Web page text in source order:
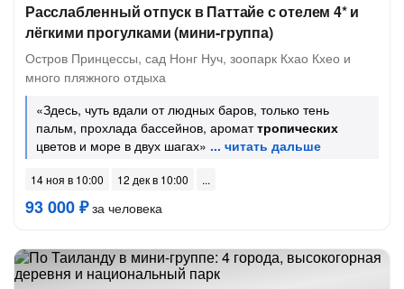
Расслабленный отпуск в Паттайе с отелем 4* и
лёгкими прогулками (мини-группа)
Остров Принцессы, сад Нонг Нуч, зоопарк Кхао Кхео и
много пляжного отдыха
«Здесь, чуть вдали от людных баров, только тень
пальм, прохлада бассейнов, ароматтропических
цветов и море в двух шагах»
14 ноя в 10:00 12 дек в 10:00
93 000 ₽за человека